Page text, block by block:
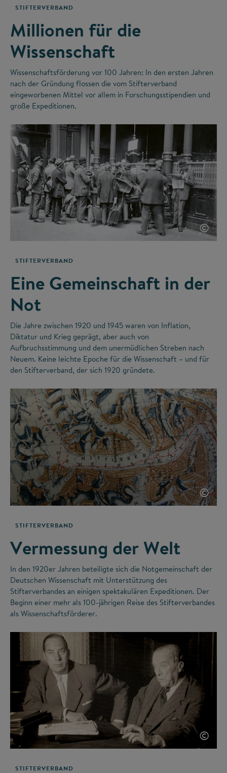
STIFTERVERBAND
Millionen für die
Wissenschaft
Wissenschaftsförderung vor 100 Jahren: In den ersten Jahren
nach der Gründung flossen die vom Stifterverband
eingeworbenen Mittel vor allem in Forschungsstipendien und
große Expeditionen.
©
STIFTERVERBAND
Eine Gemeinschaft in der
Not
Die Jahre zwischen 1920 und 1945 waren von Inflation,
Diktatur und Krieg geprägt, aber auch von
Aufbruchsstimmung und dem unermüdlichen Streben nach
Neuem. Keine leichte Epoche für die Wissenschaft – und für
den Stifterverband, der sich 1920 gründete.
©
STIFTERVERBAND
Vermessung der Welt
In den 1920er Jahren beteiligte sich die Notgemeinschaft der
Deutschen Wissenschaft mit Unterstützung des
Stifterverbandes an einigen spektakulären Expeditionen. Der
Beginn einer mehr als 100-jährigen Reise des Stifterverbandes
als Wissenschaftsförderer.
©
STIFTERVERBAND